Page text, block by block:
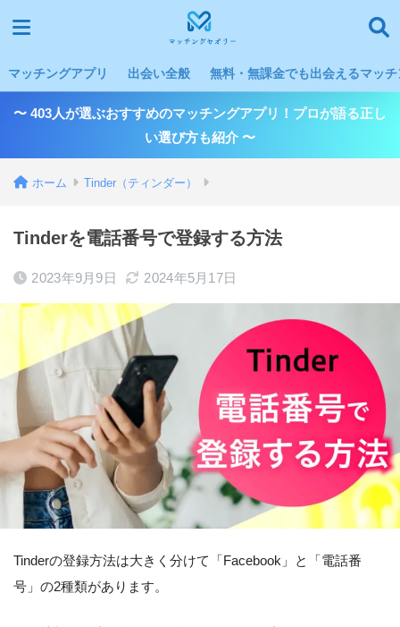
マッチングアプリ 出会い全般 無料・無課金でも出会えるマッ
〜 403人が選ぶおすすめのマッチングアプリ！プロが語る正し
い選び方も紹介 〜
ホーム Tinder（ティンダー）
Tinderを電話番号で登録する方法
2023年9月9日 2024年5月17日
Tinderの登録方法は大きく分けて「Facebook」と「電話番
号」の2種類があります。